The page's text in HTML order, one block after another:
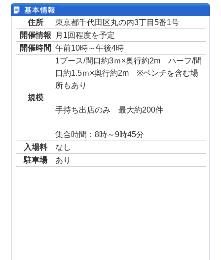
住所
東京都千代田区丸の内3丁目5番1号
開催情報
月1回程度を予定
開催時間 午前10時～午後4時
規模
1ブース/間口約3ｍ×奥行約2m ハーフ/間
口約1.5ｍ×奥行約2m ※ベンチを含む場
所もあり
手持ち出店のみ 最大約200件
集合時間：8時～9時45分
入場料
なし
駐車場
あり